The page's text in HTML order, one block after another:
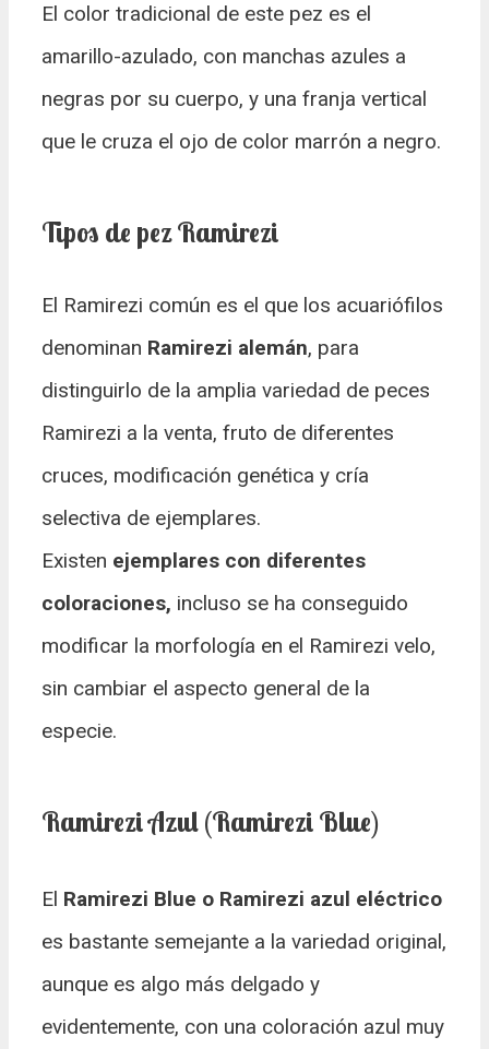
El color tradicional de este pez es el
amarillo-azulado, con manchas azules a
negras por su cuerpo, y una franja vertical
que le cruza el ojo de color marrón a negro.
Tipos de pez Ramirezi
El Ramirezi común es el que los acuariófilos
denominan Ramirezi alemán, para
distinguirlo de la amplia variedad de peces
Ramirezi a la venta, fruto de diferentes
cruces, modificación genética y cría
selectiva de ejemplares.
Existen ejemplares con diferentes
coloraciones, incluso se ha conseguido
modificar la morfología en el Ramirezi velo,
sin cambiar el aspecto general de la
especie.
Ramirezi Azul (Ramirezi Blue)
El Ramirezi Blue o Ramirezi azul eléctrico
es bastante semejante a la variedad original,
aunque es algo más delgado y
evidentemente, con una coloración azul muy